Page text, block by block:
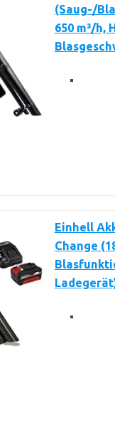
(Saug-/
650 m³/h,
Einhell
Change